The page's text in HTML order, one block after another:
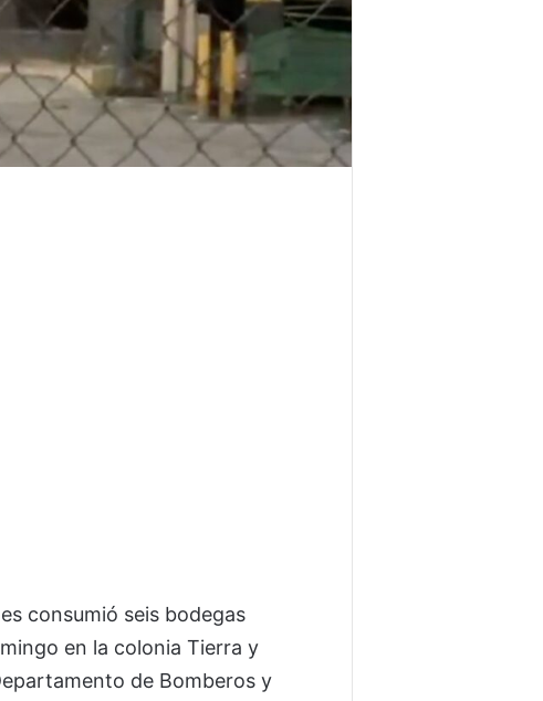
consumió seis bodegas
en la colonia Tierra y
de Bomberos y